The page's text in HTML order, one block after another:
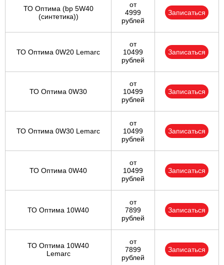
ТО Оптима (bp 5W40
(синтетика))
от
4999
рублей
Записаться
ТО Оптима 0W20 Lemarc
от
10499
рублей
Записаться
ТО Оптима 0W30
от
10499
рублей
Записаться
ТО Оптима 0W30 Lemarc
от
10499
рублей
Записаться
ТО Оптима 0W40
от
10499
рублей
Записаться
ТО Оптима 10W40
от
7899
рублей
Записаться
ТО Оптима 10W40
Lemarc
от
7899
рублей
Записаться